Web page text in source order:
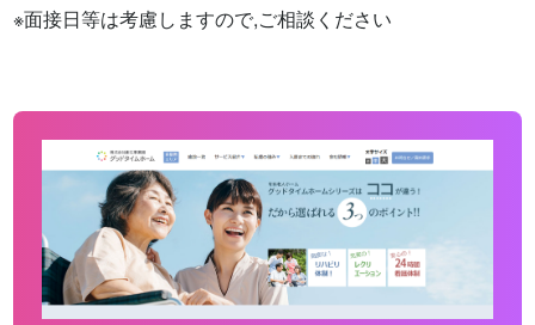
※面接日等は考慮しますので,ご相談ください